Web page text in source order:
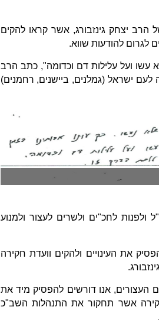
יצחק גינזבורג, אשר קראו להקים
לגרום להודעות שווא.
עשו ועל עלילות דם וכדומה", כתב הרב
לעם ישראל (גמלנים, ביישנים, רחמנים)
לחכ"ים ולשרים לעצור ולמנוע
את העינויים ולהקים וועדת חקירה
העצורים, אנו דורשים להפסיק מיד את
אשר תחקור את התנהלות השב"כ